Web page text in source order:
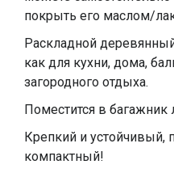
покрыть его маслом/
Раскладной
как для кухни, дома,
загородного отдыха.
Поместится в багажник
Крепкий и устойчивый,
компактный!